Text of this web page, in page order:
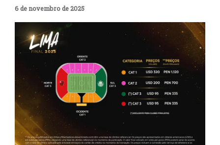
6 de novembro de 2025